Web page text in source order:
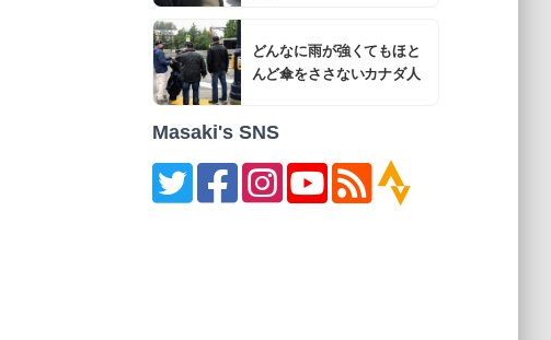
どんなに雨が強くてもほと
んど傘をささないカナダ人
Masaki's SNS